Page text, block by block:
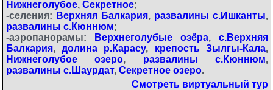
Нижнеголубое, Секретное;
-селения: Верхняя Балкария, развалины с.Ишканты,
развалины с.Кюннюм;
-аэропанорамы:
Верхнеголубые озёра,с.Верхняя
Балкария,долина р.Карасу, крепость Зылгы-Кала,
Нижнеголубое озеро, развалины с.Кюннюм,
развалины с.Шаурдат, Секретное озеро.
Смотреть виртуальный тур